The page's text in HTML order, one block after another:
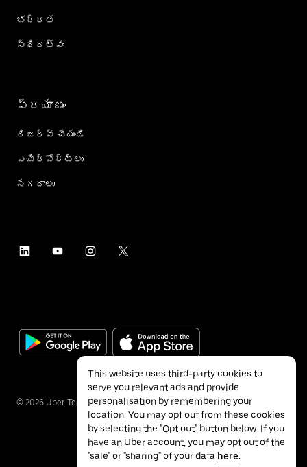
భద్రత
స్థిరత్వం
ప్రయాణం
రిజర్వ్ చేయండి
ఎయిర్؜పోర్ట్؜లు
నగరాలు
© 2026 Uber Technologies Inc.
This website uses third-party cookies to
serve you relevant ads and provide
personalisation by remembering your
location. You may opt out from these cookies
by selecting the "Opt out" button below. If you
have an Uber account, you may opt out of the
"sale" or "sharing" of your data here.